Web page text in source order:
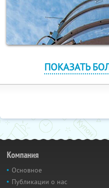
ПОКАЗАТЬ
Компания
Основное
Публикации о нас